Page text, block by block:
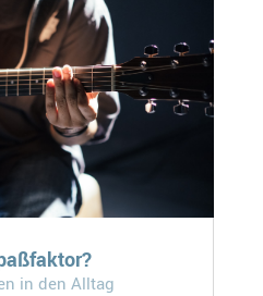
in den Alltag